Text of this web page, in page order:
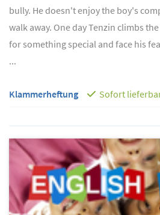
bully. He doesn't enjoy the boy's
walk away. One day Tenzin climbs
for something special and face his
...
Klammerheftung Sofort